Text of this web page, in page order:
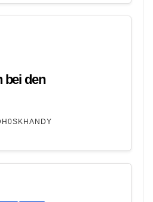
bei den